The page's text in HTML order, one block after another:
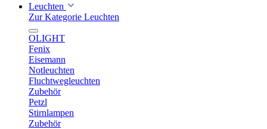
Leuchten
Zur Kategorie Leuchten
OLIGHT
Fenix
Eisemann
Notleuchten
Fluchtwegleuchten
Zubehör
Petzl
Stirnlampen
Zubehör